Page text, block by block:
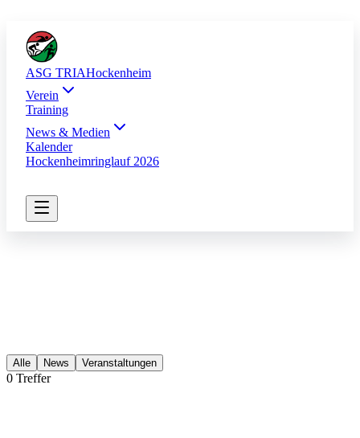
ASG TRIAHockenheim
Verein
Training
News & Medien
Kalender
Hockenheimringlauf 2026
Alle News Veranstaltungen
0 Treffer